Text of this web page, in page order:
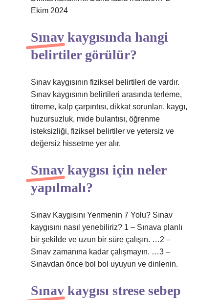
Ekim 2024
Sınav kaygısında hangi
belirtiler görülür?
Sınav kaygısının fiziksel belirtileri de vardır.
Sınav kaygısının belirtileri arasında terleme,
titreme, kalp çarpıntısı, dikkat sorunları, kaygı,
huzursuzluk, mide bulantısı, öğrenme
isteksizliği, fiziksel belirtiler ve yetersiz ve
değersiz hissetme yer alır.
Sınav kaygısı için neler
yapılmalı?
Sınav Kaygısını Yenmenin 7 Yolu? Sınav
kaygısını nasıl yenebiliriz? 1 – Sınava planlı
bir şekilde ve uzun bir süre çalışın. …2 –
Sınav zamanına kadar çalışmayın. …3 –
Sınavdan önce bol bol uyuyun ve dinlenin.
Sınav kaygısı strese sebep